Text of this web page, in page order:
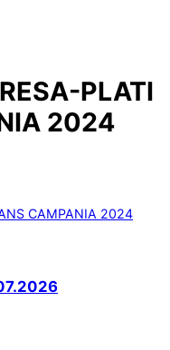
PLATI
2024
CAMPANIA 2024